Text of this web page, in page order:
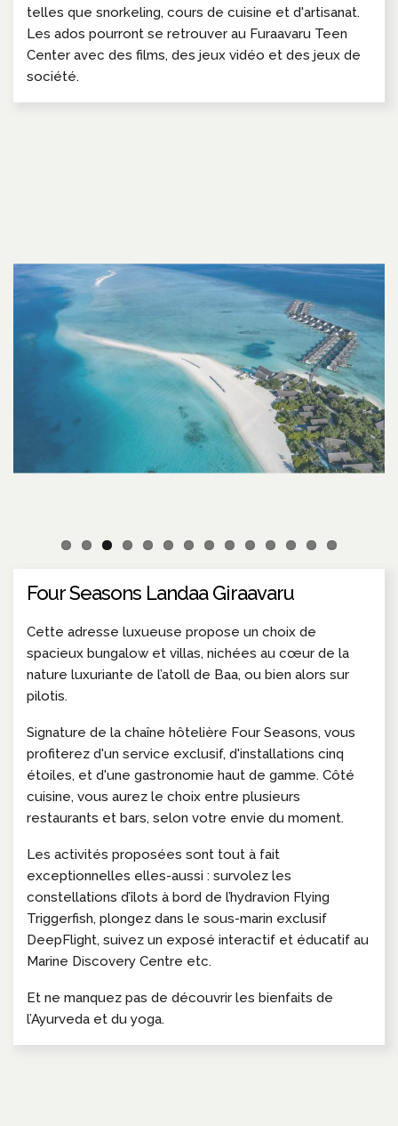
telles que snorkeling, cours de cuisine et d'artisanat.
Les ados pourront se retrouver au Furaavaru Teen
Center avec des films, des jeux vidéo et des jeux de
société.
Four Seasons Landaa Giraavaru
Cette adresse luxueuse propose un choix de
spacieux bungalow et villas, nichées au cœur de la
nature luxuriante de l’atoll de Baa, ou bien alors sur
pilotis.
Signature de la chaîne hôtelière Four Seasons, vous
profiterez d'un service exclusif, d'installations cinq
étoiles, et d'une gastronomie haut de gamme. Côté
cuisine, vous aurez le choix entre plusieurs
restaurants et bars, selon votre envie du moment.
Les activités proposées sont tout à fait
exceptionnelles elles-aussi : survolez les
constellations d’îlots à bord de l’hydravion Flying
Triggerfish, plongez dans le sous-marin exclusif
DeepFlight, suivez un exposé interactif et éducatif au
Marine Discovery Centre etc.
Et ne manquez pas de découvrir les bienfaits de
l’Ayurveda et du yoga.